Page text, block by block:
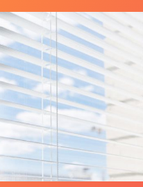
подробнее